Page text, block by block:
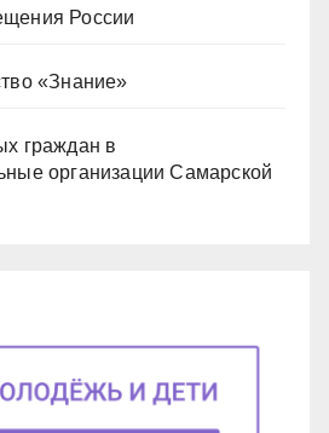
России
«Знание»
граждан в
организации Самарской